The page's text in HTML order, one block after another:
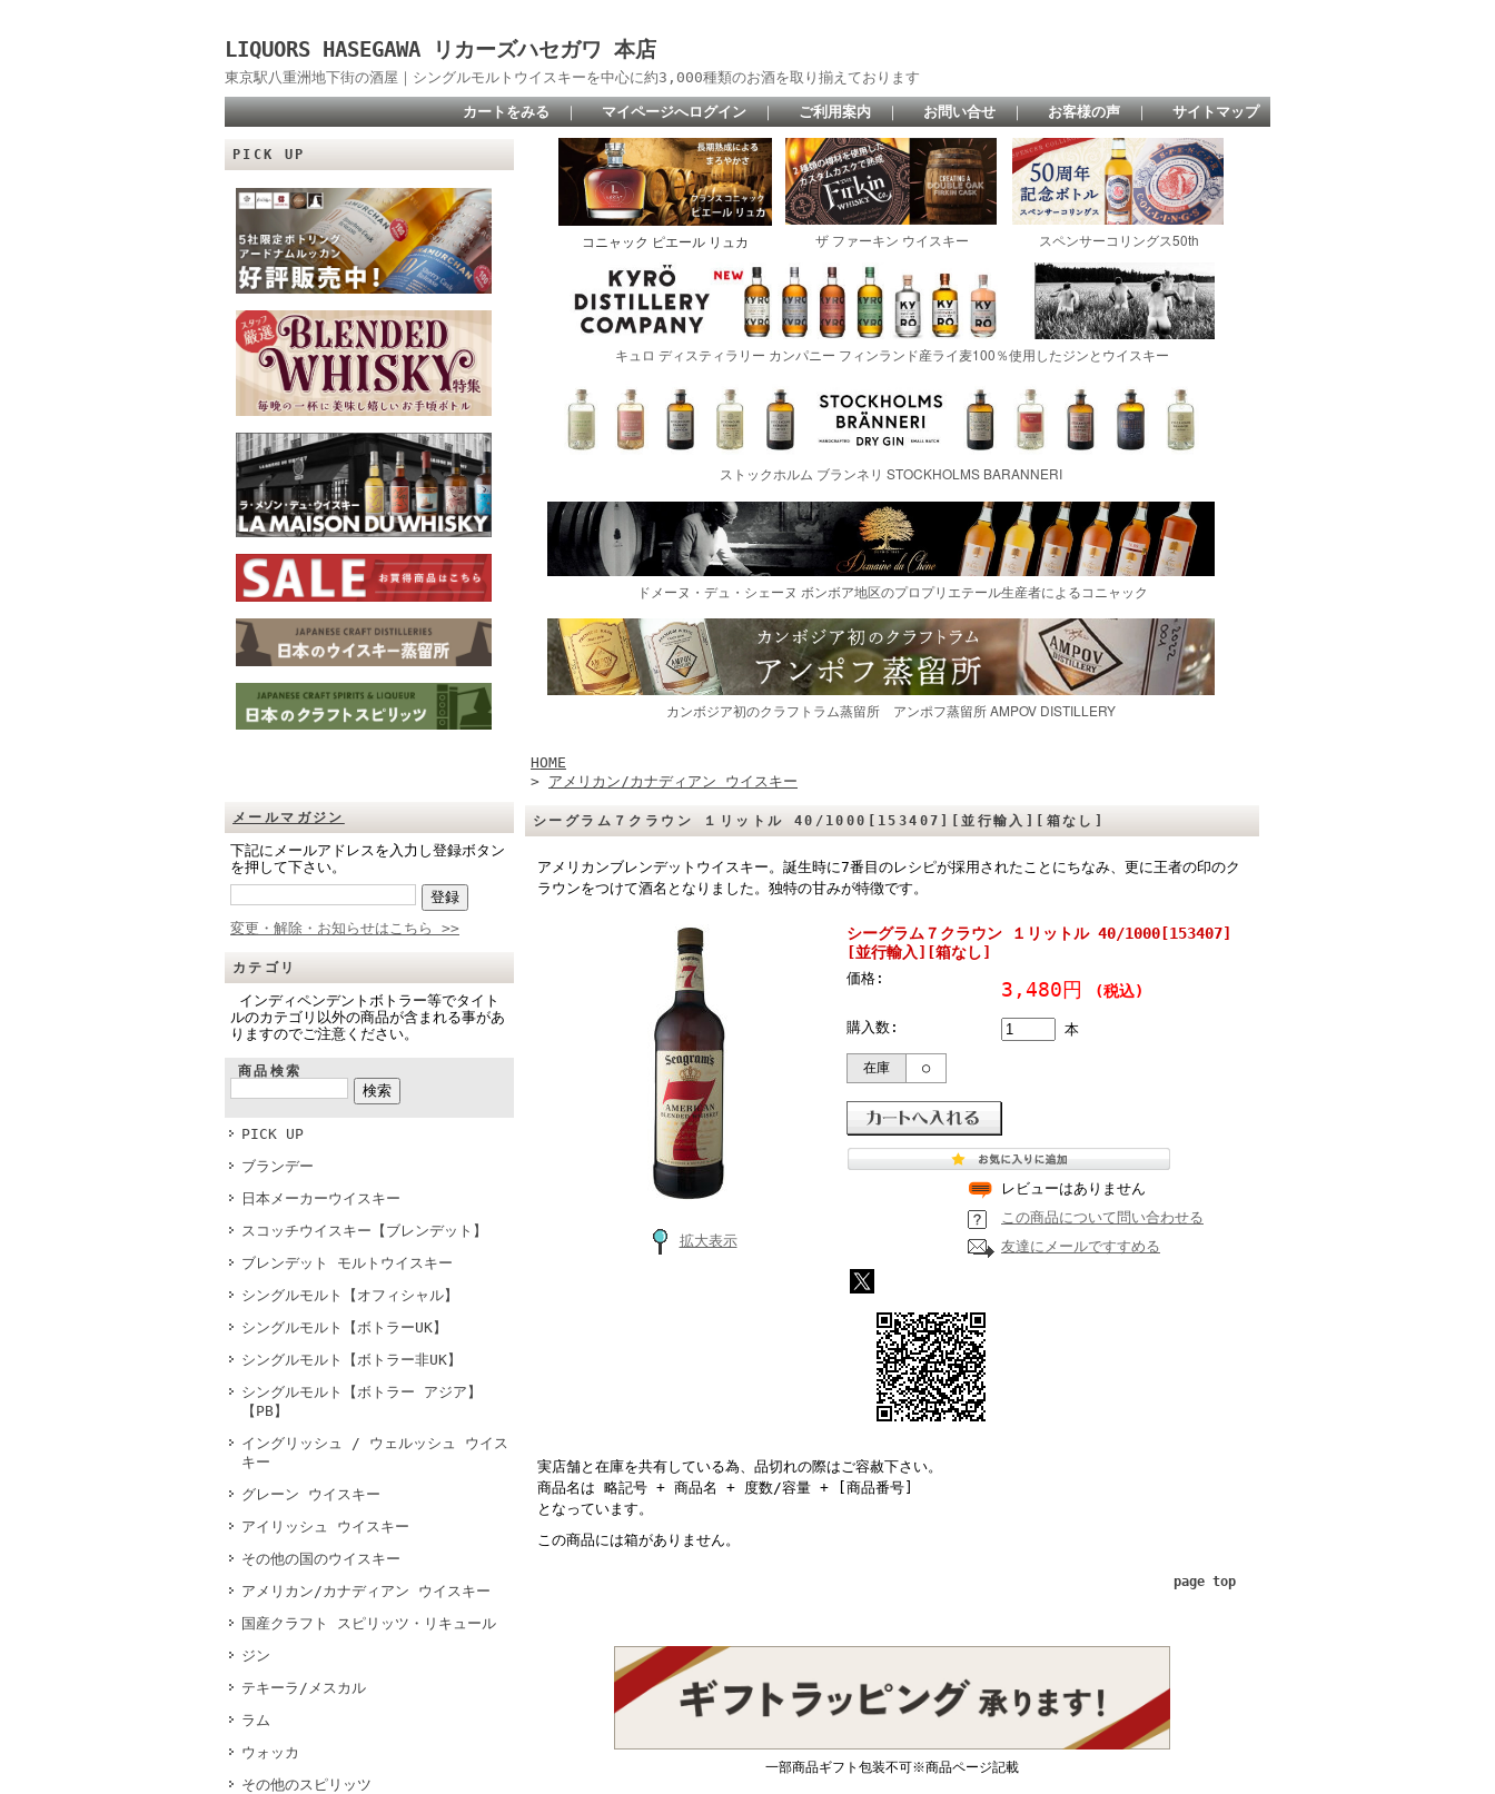
LIQUORS HASEGAWA リカーズハセガワ 本店
東京駅八重洲地下街の酒屋｜シングルモルトウイスキーを中心に約3,000種類のお酒を取り揃えております
カートをみる ｜ マイページへログイン ｜ ご利用案内 ｜ お問い合せ ｜ お客様の声 ｜ サイトマップ
PICK UP
メールマガジン
下記にメールアドレスを入力し登録ボタン
を押して下さい。
変更・解除・お知らせはこちら >>
カテゴリ
インディペンデントボトラー等でタイト
ルのカテゴリ以外の商品が含まれる事があ
りますのでご注意ください。
商品検索
PICK UP
ブランデー
日本メーカーウイスキー
スコッチウイスキー【ブレンデット】
ブレンデット モルトウイスキー
シングルモルト【オフィシャル】
シングルモルト【ボトラーUK】
シングルモルト【ボトラー非UK】
シングルモルト【ボトラー アジア】
【PB】
イングリッシュ / ウェルッシュ ウイス
キー
グレーン ウイスキー
アイリッシュ ウイスキー
その他の国のウイスキー
アメリカン/カナディアン ウイスキー
国産クラフト スピリッツ・リキュール
ジン
テキーラ/メスカル
ラム
ウォッカ
その他のスピリッツ
HOME
> アメリカン/カナディアン ウイスキー
シーグラム７クラウン １リットル 40/1000[153407][並行輸入][箱なし]
アメリカンブレンデットウイスキー。誕生時に7番目のレシピが採用されたことにちなみ、更に王者の印のク
ラウンをつけて酒名となりました。独特の甘みが特徴です。
拡大表示
シーグラム７クラウン １リットル 40/1000[153407]
[並行輸入][箱なし]
価格: 3,480円 (税込)
購入数: 本
在庫 ○
レビューはありません
この商品について問い合わせる
友達にメールですすめる
実店舗と在庫を共有している為、品切れの際はご容赦下さい。
商品名は 略記号 + 商品名 + 度数/容量 + [商品番号]
となっています。
この商品には箱がありません。
page top
一部商品ギフト包装不可※商品ページ記載